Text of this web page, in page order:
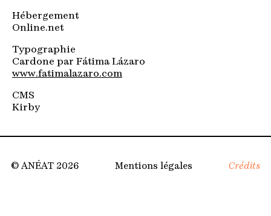
Hébergement
Online.net
Typographie
Cardone par Fátima Lázaro
www.fatimalazaro.com
CMS
Kirby
© ANÉAT 2026 Mentions légales Crédits